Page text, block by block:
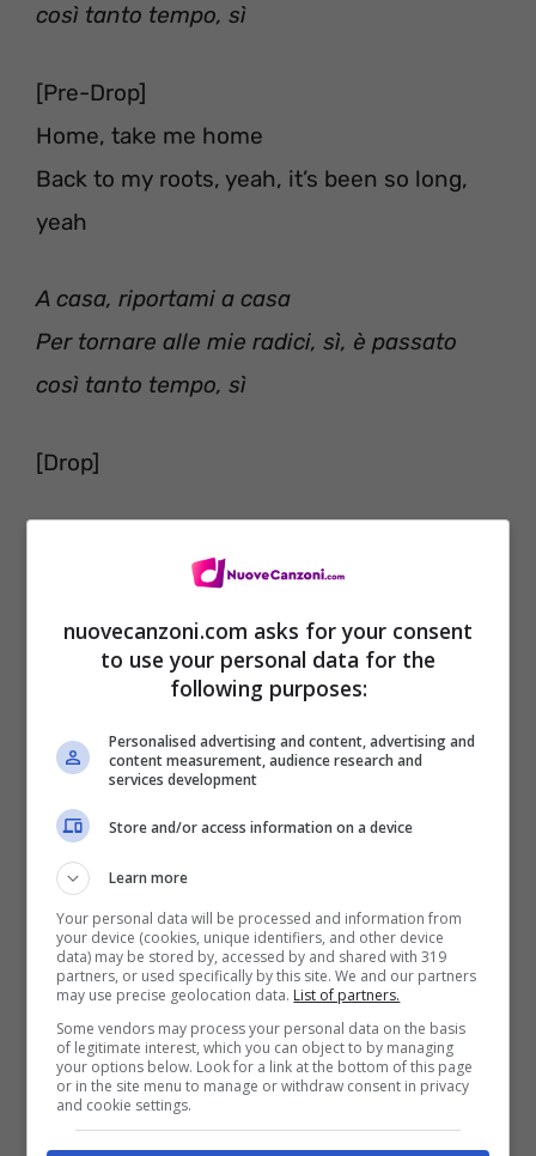
così tanto tempo, sì
[Pre-Drop]
Home, take me home
Back to my roots, yeah, it’s been so long,
yeah
A casa, riportami a casa
Per tornare alle mie radici, sì, è passato
così tanto tempo, sì
[Drop]
[Verse 2]
Oh, I was falling from my high
And I came down to nothing
Feels like the gods left me behind
Oh, stavo precipitando dal mio massimo
E sono sceso per nulla
Sembra che gli dei mi abbiano
nuovecanzoni.com asks for your consent
to use your personal data for the
following purposes:
Personalised advertising and content, advertising and
content measurement, audience research and
services development
Store and/or access information on a device
Learn more
Your personal data will be processed and information from
your device (cookies, unique identifiers, and other device
data) may be stored by, accessed by and shared with 319
partners, or used specifically by this site. We and our partners
may use precise geolocation data. List of partners.
Some vendors may process your personal data on the basis
of legitimate interest, which you can object to by managing
your options below. Look for a link at the bottom of this page
or in the site menu to manage or withdraw consent in privacy
and cookie settings.